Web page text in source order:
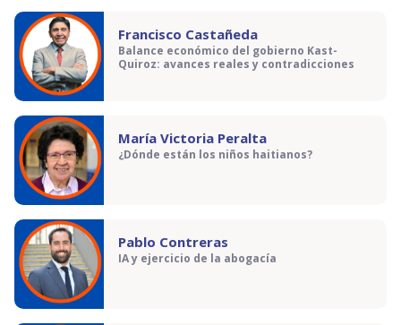
Francisco Castañeda
Balance económico del gobierno Kast-
Quiroz: avances reales y contradicciones
María Victoria Peralta
¿Dónde están los niños haitianos?
Pablo Contreras
IA y ejercicio de la abogacía